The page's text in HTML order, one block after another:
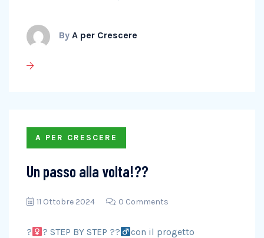
By A per Crescere
A PER CRESCERE
Un passo alla volta!??
11 Ottobre 2024 0 Comments
?‍ ? STEP BY STEP ??‍
con il progetto